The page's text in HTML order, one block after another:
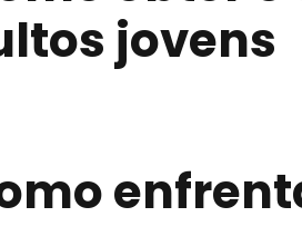
jovens